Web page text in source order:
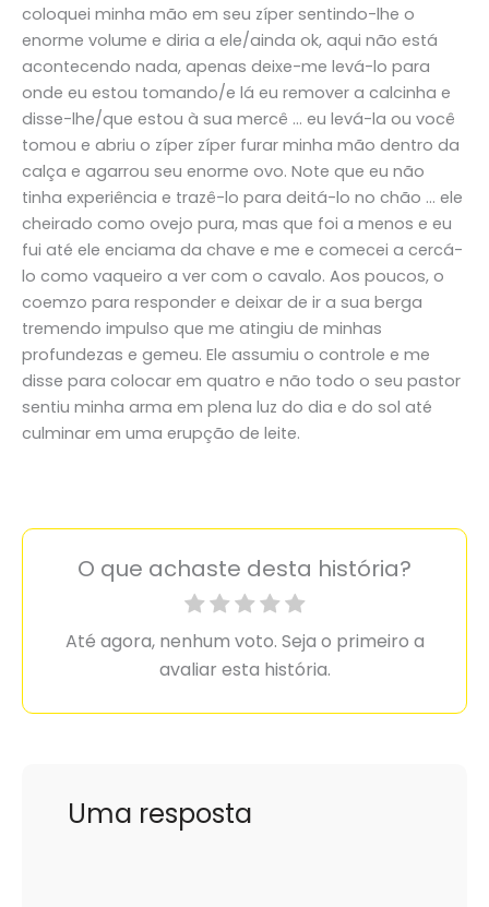
coloquei minha mão em seu zíper sentindo-lhe o
enorme volume e diria a ele/ainda ok, aqui não está
acontecendo nada, apenas deixe-me levá-lo para
onde eu estou tomando/e lá eu remover a calcinha e
disse-lhe/que estou à sua mercê … eu levá-la ou você
tomou e abriu o zíper zíper furar minha mão dentro da
calça e agarrou seu enorme ovo. Note que eu não
tinha experiência e trazê-lo para deitá-lo no chão … ele
cheirado como ovejo pura, mas que foi a menos e eu
fui até ele enciama da chave e me e comecei a cercá-
lo como vaqueiro a ver com o cavalo. Aos poucos, o
coemzo para responder e deixar de ir a sua berga
tremendo impulso que me atingiu de minhas
profundezas e gemeu. Ele assumiu o controle e me
disse para colocar em quatro e não todo o seu pastor
sentiu minha arma em plena luz do dia e do sol até
culminar em uma erupção de leite.
O que achaste desta história?
Até agora, nenhum voto. Seja o primeiro a
avaliar esta história.
Uma resposta